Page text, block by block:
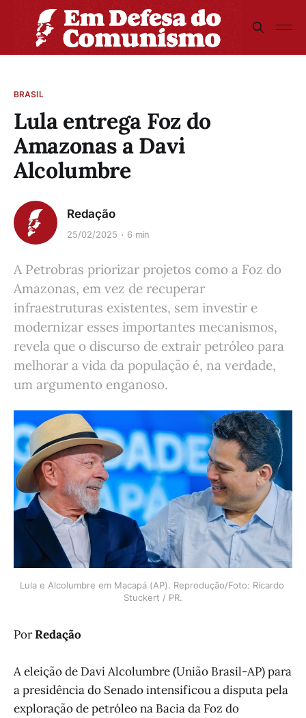
BRASIL
Lula entrega Foz do
Amazonas a Davi
Alcolumbre
Redação
25/02/2025 6 min
A Petrobras priorizar projetos como a Foz do
Amazonas, em vez de recuperar
infraestruturas existentes, sem investir e
modernizar esses importantes mecanismos,
revela que o discurso de extrair petróleo para
melhorar a vida da população é, na verdade,
um argumento enganoso.
Lula e Alcolumbre em Macapá (AP). Reprodução/Foto: Ricardo
Stuckert / PR.
PorRedação
A eleição de Davi Alcolumbre (União Brasil-AP) para
a presidência do Senado intensificou a disputa pela
exploração de petróleo na Bacia da Foz do